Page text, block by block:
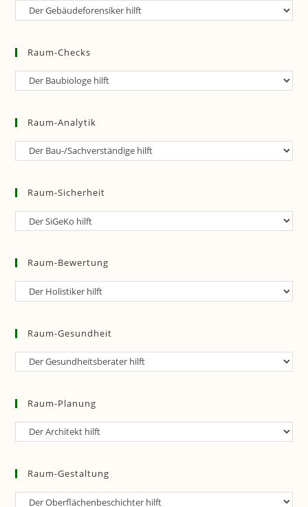
Raum-
Raum-Checks
Raum-
Raum-Analytik
Raum-
Raum-Sicherheit
Raum-
Raum-Bewertung
Raum-
Raum-Gesundheit
Raum-
Raum-Planung
Raum-
Raum-Gestaltung
Raum-